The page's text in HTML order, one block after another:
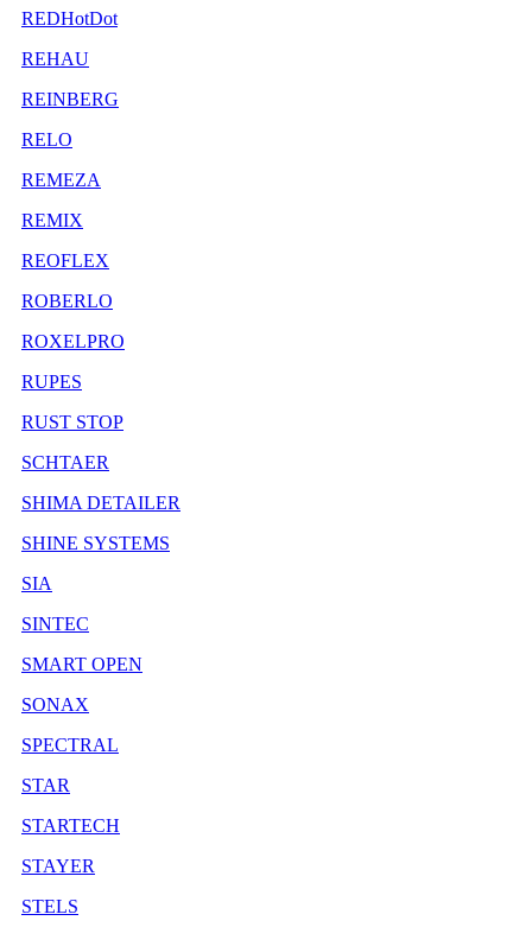
REDHotDot
REHAU
REINBERG
RELO
REMEZA
REMIX
REOFLEX
ROBERLO
ROXELPRO
RUPES
RUST STOP
SCHTAER
SHIMA DETAILER
SHINE SYSTEMS
SIA
SINTEC
SMART OPEN
SONAX
SPECTRAL
STAR
STARTECH
STAYER
STELS